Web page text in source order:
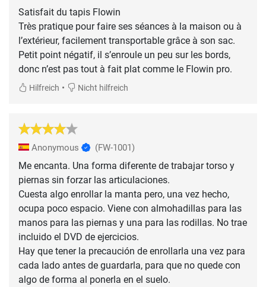
Satisfait du tapis Flowin
Très pratique pour faire ses séances à la maison ou à
l’extérieur, facilement transportable grâce à son sac.
Petit point négatif, il s’enroule un peu sur les bords,
Hilfreich • Nicht hilfreich
Anonymous (FW-1001)
Me encanta. Una forma diferente de trabajar torso y
piernas sin forzar las articulaciones.
Cuesta algo enrollar la manta pero, una vez hecho,
ocupa poco espacio. Viene con almohadillas para las
manos para las piernas y una para las rodillas. No trae
incluido el DVD de ejercicios.
Hay que tener la precaución de enrollarla una vez para
cada lado antes de guardarla, para que no quede con
algo de forma al ponerla en el suelo.